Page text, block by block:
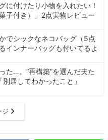
に付けたり小物を入れたい！
子付き）」2点実物レビュー
でシックなネコバッグ（5点
インナーバッグも付いてるよ
た…。“再構築”を選んだ夫た
居してわかったこと」
ジ